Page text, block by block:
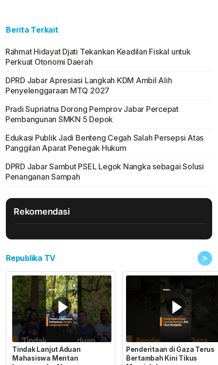
Berita Terkait
Rahmat Hidayat Djati Tekankan Keadilan Fiskal untuk
Perkuat Otonomi Daerah
DPRD Jabar Apresiasi Langkah KDM Ambil Alih
Penyelenggaraan MTQ 2027
Pradi Supriatna Dorong Pemprov Jabar Percepat
Pembangunan SMKN 5 Depok
Edukasi Publik Jadi Benteng Cegah Salah Persepsi Atas
Panggilan Aparat Penegak Hukum
DPRD Jabar Sambut PSEL Legok Nangka sebagai Solusi
Penanganan Sampah
Rekomendasi
Republika TV >
Tindak Lanjut Aduan
Mahasiswa Mentan
Penderitaan di Gaza Terus
Bertambah Kini Tikus